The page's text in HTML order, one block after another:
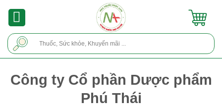
Công ty Cổ phần Dược phẩm
Phú Thái